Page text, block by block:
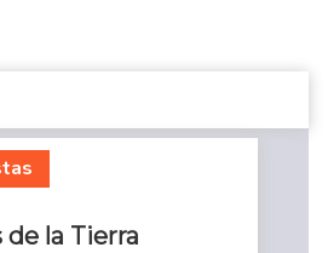
de la Tierra